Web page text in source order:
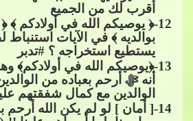
أقرب لك من الجميع
12-﴿ يوصيكم الله في أوﻻدكم ﴾
بوالديه ﴾ في اﻵيات
يستطيع استخراجه ؟​​ #تدبر
13-﴿يوصيكم الله في أولادكم﴾
أنه​​ﷻ
أرحم بعباده من
الوالدين مع كمال شفقتهم عل
14-[ أمان ] لو لم يكن الله أرحم